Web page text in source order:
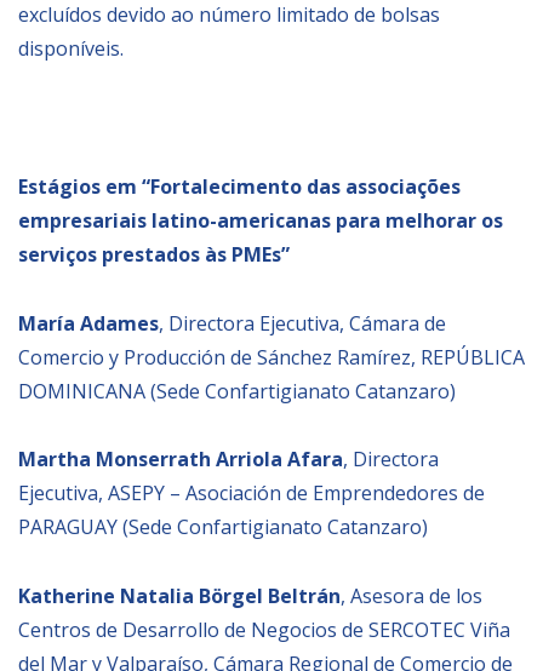
excluídos devido ao número limitado de bolsas
disponíveis.
Estágios em “Fortalecimento das associações
empresariais latino-americanas para melhorar os
serviços prestados às PMEs”
María Adames, Directora Ejecutiva, Cámara de
Comercio y Producción de Sánchez Ramírez, REPÚBLICA
DOMINICANA (Sede Confartigianato Catanzaro)
Martha Monserrath Arriola Afara, Directora
Ejecutiva, ASEPY – Asociación de Emprendedores de
PARAGUAY (Sede Confartigianato Catanzaro)
Katherine Natalia Börgel Beltrán, Asesora de los
Centros de Desarrollo de Negocios de SERCOTEC Viña
del Mar y Valparaíso, Cámara Regional de Comercio de